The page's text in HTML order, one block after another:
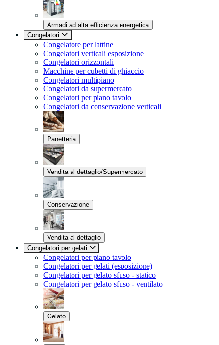
Armadi ad alta efficienza energetica
Congelatori
Congelatore per lattine
Congelatori verticali esposizione
Congelatori orizzontali
Macchine per cubetti di ghiaccio
Congelatori multipiano
Congelatori da supermercato
Congelatori per piano tavolo
Congelatori da conservazione verticali
Panetteria
Vendita al dettaglio/Supermercato
Conservazione
Vendita al dettaglio
Congelatori per gelati
Congelatori per piano tavolo
Congelatori per gelati (esposizione)
Congelatori per gelato sfuso - statico
Congelatori per gelato sfuso - ventilato
Gelato